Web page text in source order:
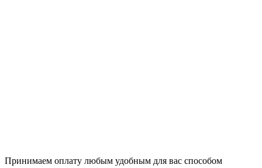
Принимаем оплату любым удобным для вас способом